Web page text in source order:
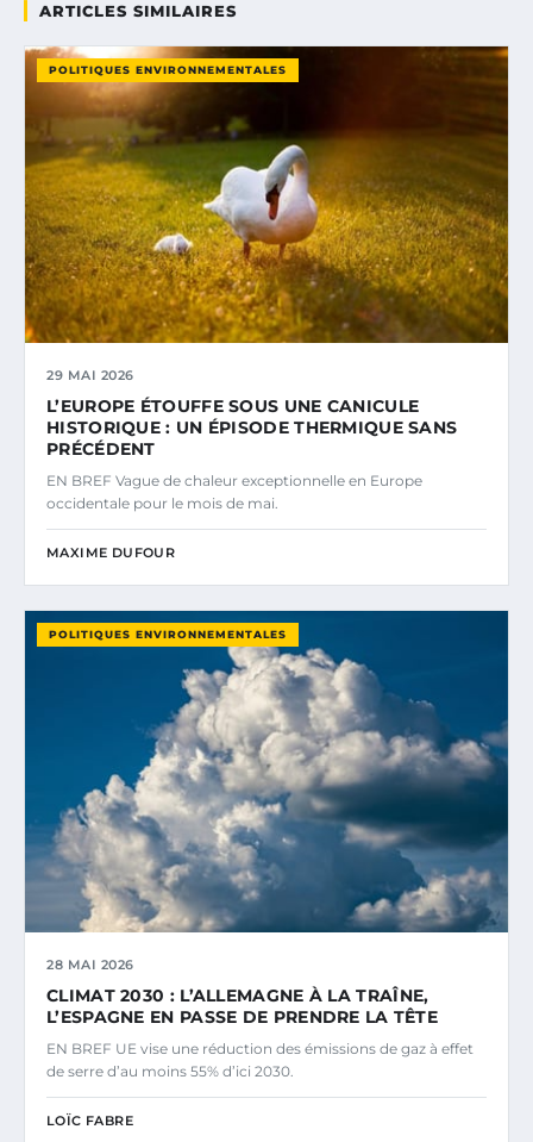
ARTICLES SIMILAIRES
POLITIQUES ENVIRONNEMENTALES
29 MAI 2026
L’EUROPE ÉTOUFFE SOUS UNE CANICULE
HISTORIQUE : UN ÉPISODE THERMIQUE SANS
PRÉCÉDENT
EN BREF Vague de chaleur exceptionnelle en Europe
occidentale pour le mois de mai.
MAXIME DUFOUR
POLITIQUES ENVIRONNEMENTALES
28 MAI 2026
CLIMAT 2030 : L’ALLEMAGNE À LA TRAÎNE,
L’ESPAGNE EN PASSE DE PRENDRE LA TÊTE
EN BREF UE vise une réduction des émissions de gaz à effet
de serre d’au moins 55% d’ici 2030.
LOÏC FABRE